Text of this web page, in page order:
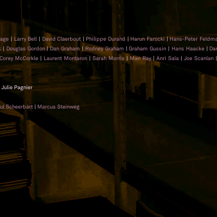
| Larry Bell | David Claerbout | Philippe Durand |Harun Farocki|Hans-Peter
| Douglas Gordon|Dan Graham |Rodney Graham |Graham Gussin | Hans Haacke|
Corey McCorkle | Laurent Montaron| Sarah Morris | Man Ray| Anri Sala | Joe Scanlan
Pagnier
Scheerbart | Marcus Steinweg